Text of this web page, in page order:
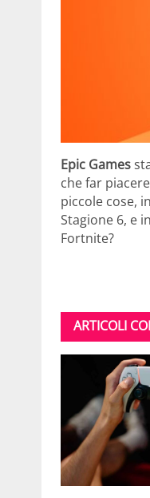
Epic Games
che far
piccole cose,
Stagione 6, e
Fortnite?
ARTICOLI